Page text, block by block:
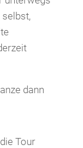
dann
Tour